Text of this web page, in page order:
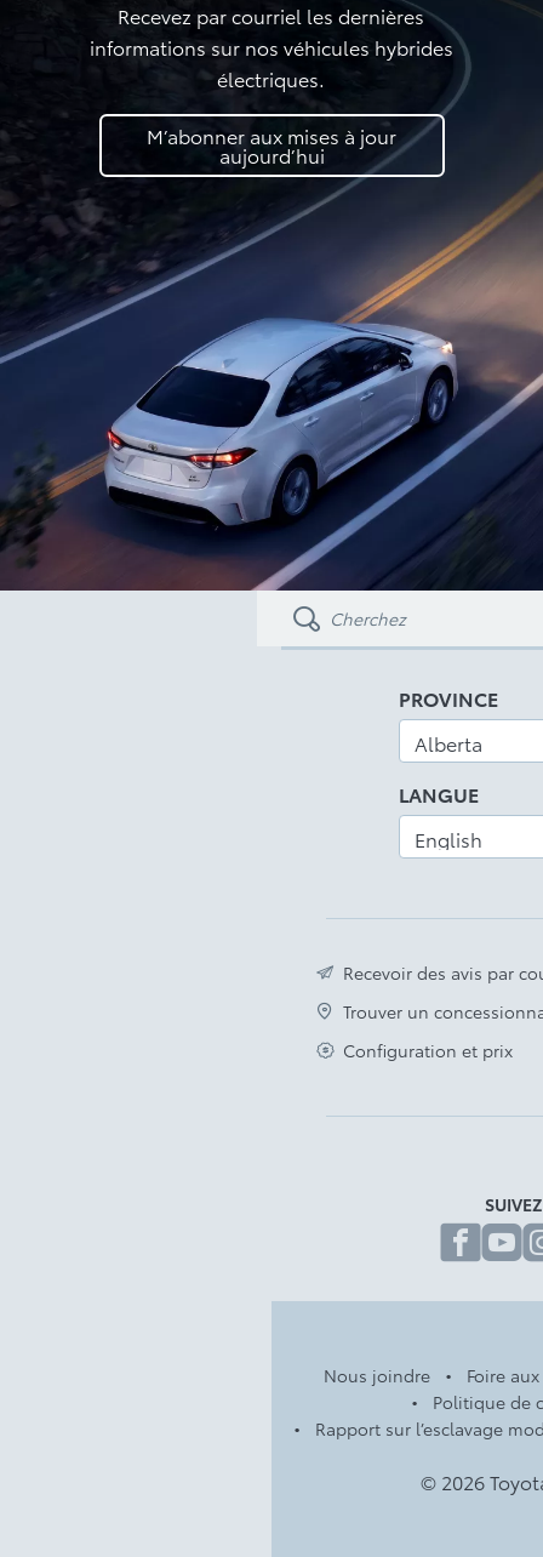
Recevez par courriel les dernières
informations sur nos véhicules hybrides
électriques.
M’abonner aux mises à jour
aujourd’hui
PROVINCE
LANGUE
Recevoir des avis par
Trouver un
Configuration et prix
Nous joindre
Foire
Politique de
Rapport sur l’esclavage
© 2026